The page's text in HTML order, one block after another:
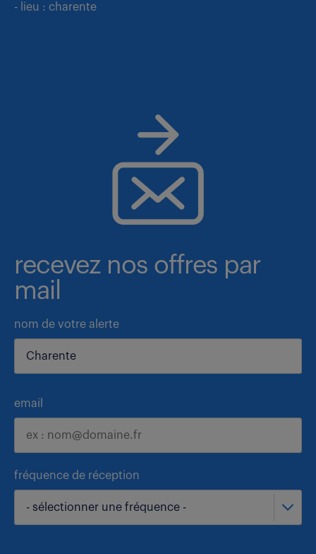
- lieu : charente
recevez nos offres par
mail
nom de votre alerte
email
fréquence de réception
- sélectionner une fréquence -